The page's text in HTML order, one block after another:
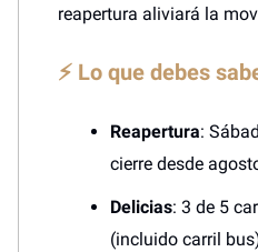
reapertura aliviará la
⚡ Lo que debes
Reapertura:
cierre desde
Delicias: 3 de 5
(incluido carril